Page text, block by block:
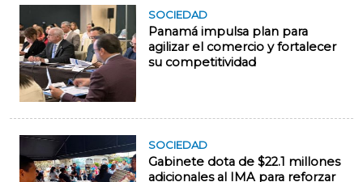
SOCIEDAD
Panamá impulsa plan para
agilizar el comercio y fortalecer
su competitividad
SOCIEDAD
Gabinete dota de $22.1 millones
adicionales al IMA para reforzar